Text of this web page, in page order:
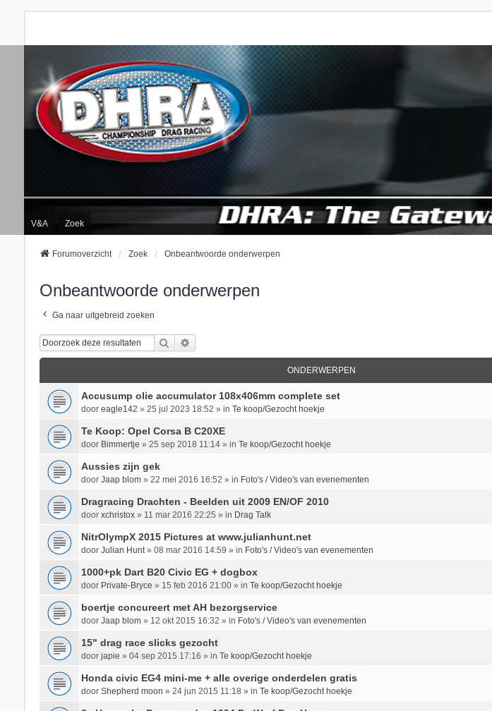
V&A Zoek
Forumoverzicht Zoek Onbeantwoorde onderwerpen
Onbeantwoorde onderwerpen
Ga naar uitgebreid zoeken
Zoek
ONDERWERPEN
Accusump olie accumulator 108x406mm complete set
door eagle142 » 25 jul 2023 18:52 » in Te koop/Gezocht hoekje
Te Koop: Opel Corsa B C20XE
door Bimmertje » 25 sep 2018 11:14» in Te koop/Gezocht hoekje
Aussies zijn gek
door Jaap blom» 22 mei 2016 16:52 » in Foto's / Video's van evenementen
Dragracing Drachten - Beelden uit 2009 EN/OF 2010
door xchristox» 11 mar 2016 22:25 » in Drag Talk
NitrOlympX 2015 Pictures at www.julianhunt.net
door Julian Hunt» 08 mar 2016 14:59 » in Foto's / Video's van evenementen
1000+pk Dart B20 Civic EG + dogbox
door Private-Bryce » 15 feb 2016 21:00» in Te koop/Gezocht hoekje
boertje concureert met AH bezorgservice
door Jaap blom» 12 okt 2015 16:32 » in Foto's / Video's van evenementen
15" drag race slicks gezocht
door japie » 04 sep 2015 17:16 » in Te koop/Gezocht hoekje
Honda civic EG4 mini-me + alle overige onderdelen gratis
door Shepherd moon » 24 jun 2015 11:18 » in Te koop/Gezocht hoekje